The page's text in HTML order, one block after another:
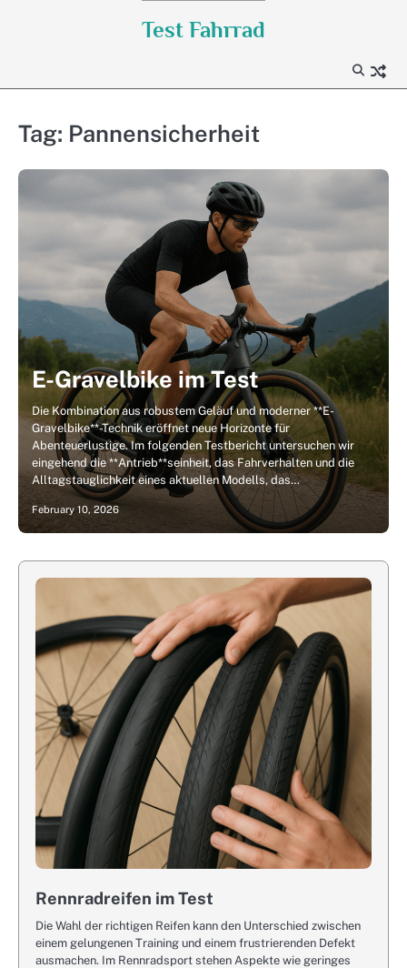
Test Fahrrad
Tag: Pannensicherheit
E-Gravelbike im Test
Die Kombination aus robustem Geläuf und moderner **E-
Gravelbike**-Technik eröffnet neue Horizonte für
Abenteuerlustige. Im folgenden Testbericht untersuchen wir
eingehend die **Antrieb**seinheit, das Fahrverhalten und die
Alltagstauglichkeit eines aktuellen Modells, das…
February 10, 2026
Rennradreifen im Test
Die Wahl der richtigen Reifen kann den Unterschied zwischen
einem gelungenen Training und einem frustrierenden Defekt
ausmachen. Im Rennradsport stehen Aspekte wie geringes